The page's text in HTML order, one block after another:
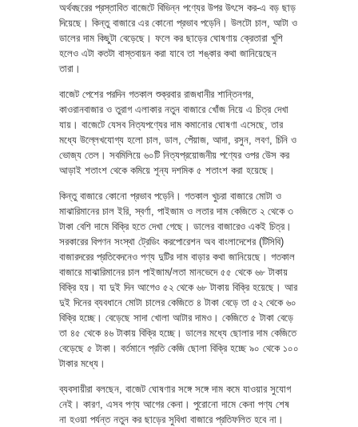
অর্থবছরের প্রস্তাবিত বাজেটে বিভিন্ন পণ্যের উপর উৎসে কর-এ বড় ছাড়
দিয়েছে। কিন্তু বাজারে এর কোনো প্রভাব পড়েনি। উলটো চাল, আটা ও
ডালের দাম কিছুটা বেড়েছে। ফলে কর ছাড়ের ঘোষণায় ক্রেতারা খুশি
হলেও এটা কতটা বাস্তবায়ন করা যাবে তা শঙ্কার কথা জানিয়েছেন
তারা।
বাজেট পেশের পরদিন গতকাল শুক্রবার রাজধানীর শান্তিনগর,
কাওরানবাজার ও তুরাগ এলাকার নতুন বাজারে খোঁজ নিয়ে এ চিত্র দেখা
যায়। বাজেটে যেসব নিত্যপণ্যের দাম কমানোর ঘোষণা এসেছে, তার
মধ্যে উল্লেখযোগ্য হলো চাল, ডাল, পেঁয়াজ, আদা, রসুন, লবণ, চিনি ও
ভোজ্য তেল। সবমিলিয়ে ৬০টি নিত্যপ্রয়োজনীয় পণ্যের ওপর উেস কর
আড়াই শতাংশ থেকে কমিয়ে শূন্য দশমিক ৫ শতাংশ করা হয়েছে।
কিন্তু বাজারে কোনো প্রভাব পড়েনি। গতকাল খুচরা বাজারে মোটা ও
মাঝারিমানের চাল ইরি, স্বর্ণা, পাইজাম ও লতার দাম কেজিতে ২ থেকে ৩
টাকা বেশি দামে বিক্রি হতে দেখা গেছে। ডালের বাজারেও একই চিত্র।
সরকারের বিপণন সংস্থা ট্রেডিং করপোরেশন অব বাংলাদেশের (টিসিবি)
বাজারদরের প্রতিবেদনেও পণ্য দুটির দাম বাড়ার কথা জানিয়েছে। গতকাল
বাজারে মাঝারিমানের চাল পাইজাম/লতা মানভেদে ৫৫ থেকে ৬৮ টাকায়
বিক্রি হয়। যা দুই দিন আগেও ৫২ থেকে ৬৮ টাকায় বিক্রি হয়েছে। আর
দুই দিনের ব্যবধানে মোটা চালের কেজিতে ৪ টাকা বেড়ে তা ৫২ থেকে ৬০
বিক্রি হচ্ছে। বেড়েছে সাদা খোলা আটার দামও। কেজিতে ৫ টাকা বেড়ে
তা ৪৫ থেকে ৪৬ টাকায় বিক্রি হচ্ছে। ডালের মধ্যে ছোলার দাম কেজিতে
বেড়েছে ৫ টাকা। বর্তমানে প্রতি কেজি ছোলা বিক্রি হচ্ছে ৯০ থেকে ১০০
টাকার মধ্যে।
ব্যবসায়ীরা বলছেন, বাজেট ঘোষণার সঙ্গে সঙ্গে দাম কমে যাওয়ার সুযোগ
নেই। কারণ, এসব পণ্য আগের কেনা। পুরোনো দামে কেনা পণ্য শেষ
না হওয়া পর্যন্ত নতুন কর ছাড়ের সুবিধা বাজারে প্রতিফলিত হবে না।